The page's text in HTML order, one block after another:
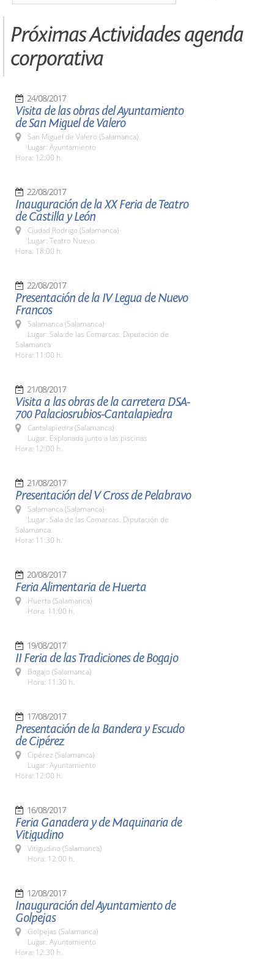
Próximas Actividades agenda
corporativa
24/08/2017
Visita de las obras del Ayuntamiento
de San Miguel de Valero
San Miguel de Valero (Salamanca)
Lugar: Ayuntamiento
Hora: 12:00 h.
22/08/2017
Inauguración de la XX Feria de Teatro
de Castilla y León
Ciudad Rodrigo (Salamanca)
Lugar: Teatro Nuevo
Hora: 18:00 h.
22/08/2017
Presentación de la IV Legua de Nuevo
Francos
Salamanca (Salamanca)
Lugar: Sala de las Comarcas. Diputación de
Salamanca
Hora: 11:00 h.
21/08/2017
Visita a las obras de la carretera DSA-
700 Palaciosrubios-Cantalapiedra
Cantalapiedra (Salamanca)
Lugar: Explanada junto a las piscinas
Hora: 12:00 h.
21/08/2017
Presentación del V Cross de Pelabravo
Salamanca (Salamanca)
Lugar: Sala de las Comarcas. Diputación de
Salamanca
Hora: 11:30 h.
20/08/2017
Feria Alimentaria de Huerta
Huerta (Salamanca)
Hora: 11:00 h.
19/08/2017
II Feria de las Tradiciones de Bogajo
Bogajo (Salamanca)
Hora: 11:30 h.
17/08/2017
Presentación de la Bandera y Escudo
de Cipérez
Cipérez (Salamanca)
Lugar: Ayuntamiento
Hora: 12:00 h.
16/08/2017
Feria Ganadera y de Maquinaria de
Vitigudino
Vitigudino (Salamanca)
Hora: 12:00 h.
12/08/2017
Inauguración del Ayuntamiento de
Golpejas
Golpejas (Salamanca)
Lugar: Ayuntamiento
Hora: 12:30 h.